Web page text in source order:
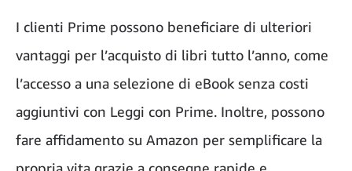
I clienti Prime possono beneficiare di ulteriori
vantaggi per l’acquisto di libri tutto l’anno, come
l’accesso a una selezione di eBook senza costi
aggiuntivi con Leggi con Prime. Inoltre, possono
fare affidamento su Amazon per semplificare la